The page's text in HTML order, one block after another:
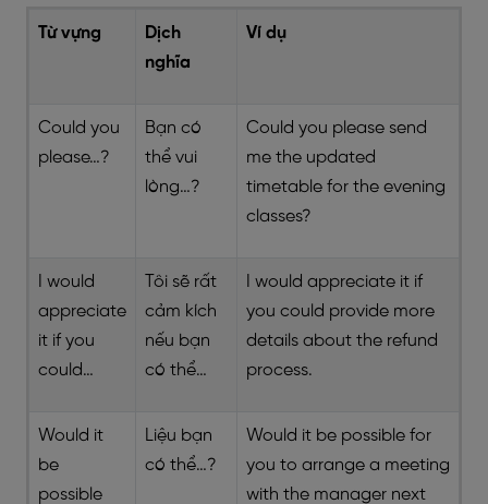
Từ vựng
Dịch
nghĩa
Ví dụ
Could you
please…?
Bạn có
thể vui
lòng…?
Could you please send
me the updated
timetable for the evening
classes?
I would
appreciate
it if you
could…
Tôi sẽ rất
cảm kích
nếu bạn
có thể…
I would appreciate it if
you could provide more
details about the refund
process.
Would it
be
possible
Liệu bạn
có thể…?
Would it be possible for
you to arrange a meeting
with the manager next